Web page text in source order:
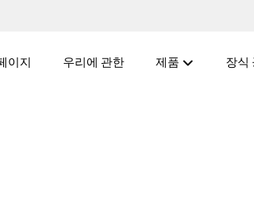
이지 우리에 관한 제품 장식